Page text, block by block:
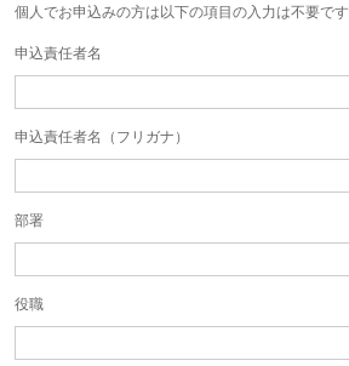
個人でお申込みの方は以下の項目の入力は不要です
申込責任者名
申込責任者名（フリガナ）
部署
役職